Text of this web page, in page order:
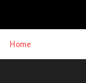
Home